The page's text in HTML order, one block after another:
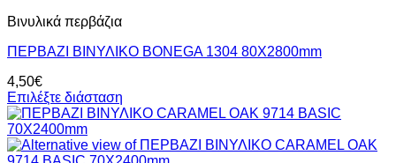
Βινυλικά περβάζια
ΠΕΡΒΑΖΙ BIΝΥΛΙΚΟ BONEGA 1304 80Χ2800mm
4,50€
Επιλέξτε διάσταση